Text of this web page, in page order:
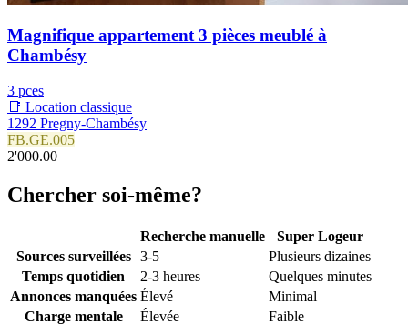
Magnifique appartement 3 pièces meublé à
Chambésy
3 pces
📑 Location classique
1292 Pregny-Chambésy
FB.GE.005
2'000.00
Chercher soi-même?
Recherche manuelle
Super Logeur
Sources surveillées
3-5
Plusieurs dizaines
Temps quotidien
2-3 heures
Quelques minutes
Annonces manquées Élevé
Minimal
Charge mentale
Élevée Faible